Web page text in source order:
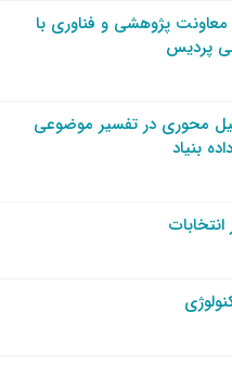
پژوهشی و فناوری با
پردیس
محوری در تفسیر موضوعی
بنیاد